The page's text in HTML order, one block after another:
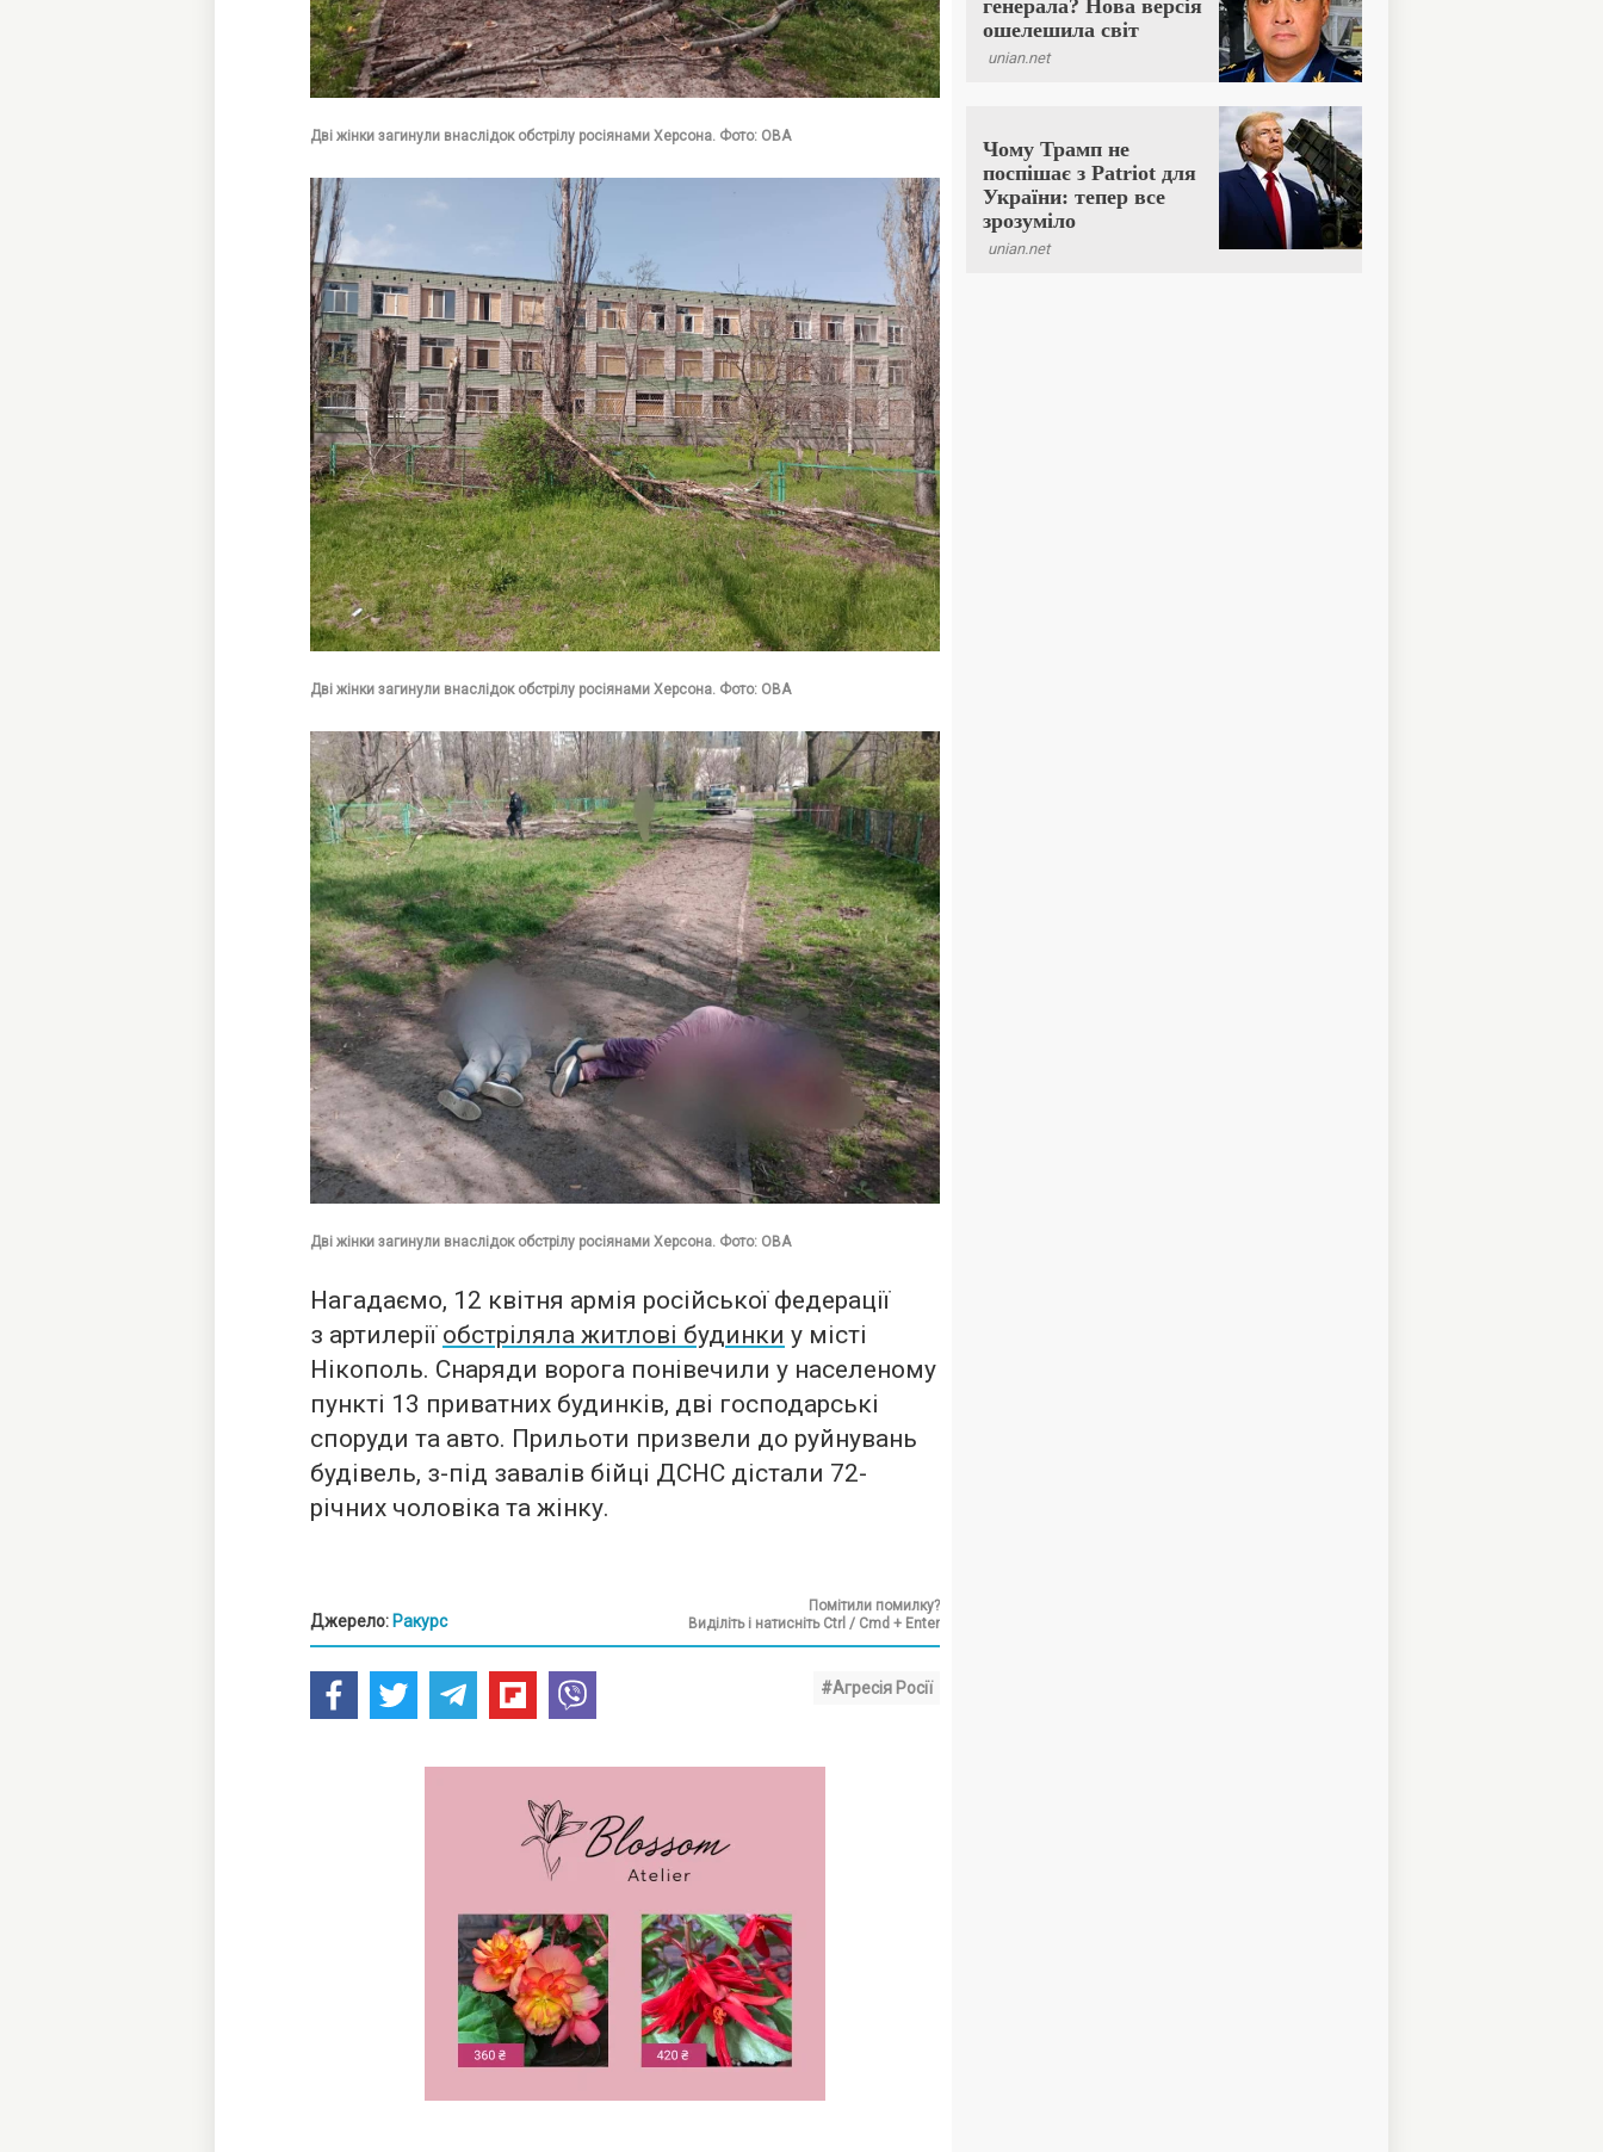
Дві жінки загинули внаслідок обстрілу росіянами Херсона. Фото: ОВА
Дві жінки загинули внаслідок обстрілу росіянами Херсона. Фото: ОВА
Дві жінки загинули внаслідок обстрілу росіянами Херсона. Фото: ОВА
Нагадаємо, 12 квітня армія російської федерації
з артилерії обстріляла житлові будинки у місті
Нікополь. Снаряди ворога понівечили у населеному
пункті 13 приватних будинків, дві господарські
споруди та авто. Прильоти призвели до руйнувань
будівель, з-під завалів бійці ДСНС дістали 72-
річних чоловіка та жінку.
Джерело: Ракурс
Помітили помилку?
Виділіть і натисніть Ctrl / Cmd + Enter
#Агресія Росії